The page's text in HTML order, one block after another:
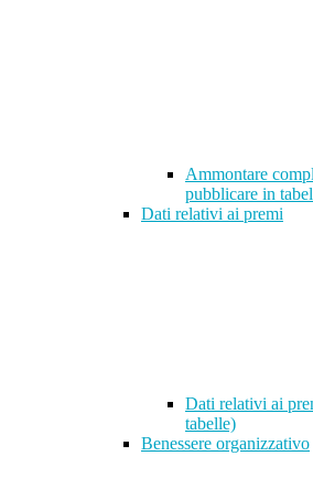
Ammontare
pubblicare in
Dati relativi ai premi
Dati relativi ai
tabelle)
Benessere organizzativo